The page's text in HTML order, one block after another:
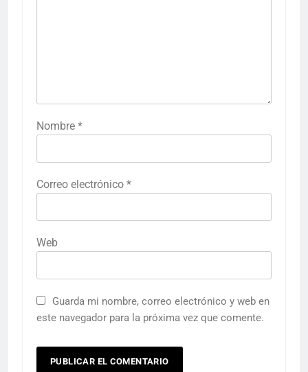
Nombre *
Correo electrónico *
Web
Guarda mi nombre, correo electrónico y web en
este navegador para la próxima vez que comente.